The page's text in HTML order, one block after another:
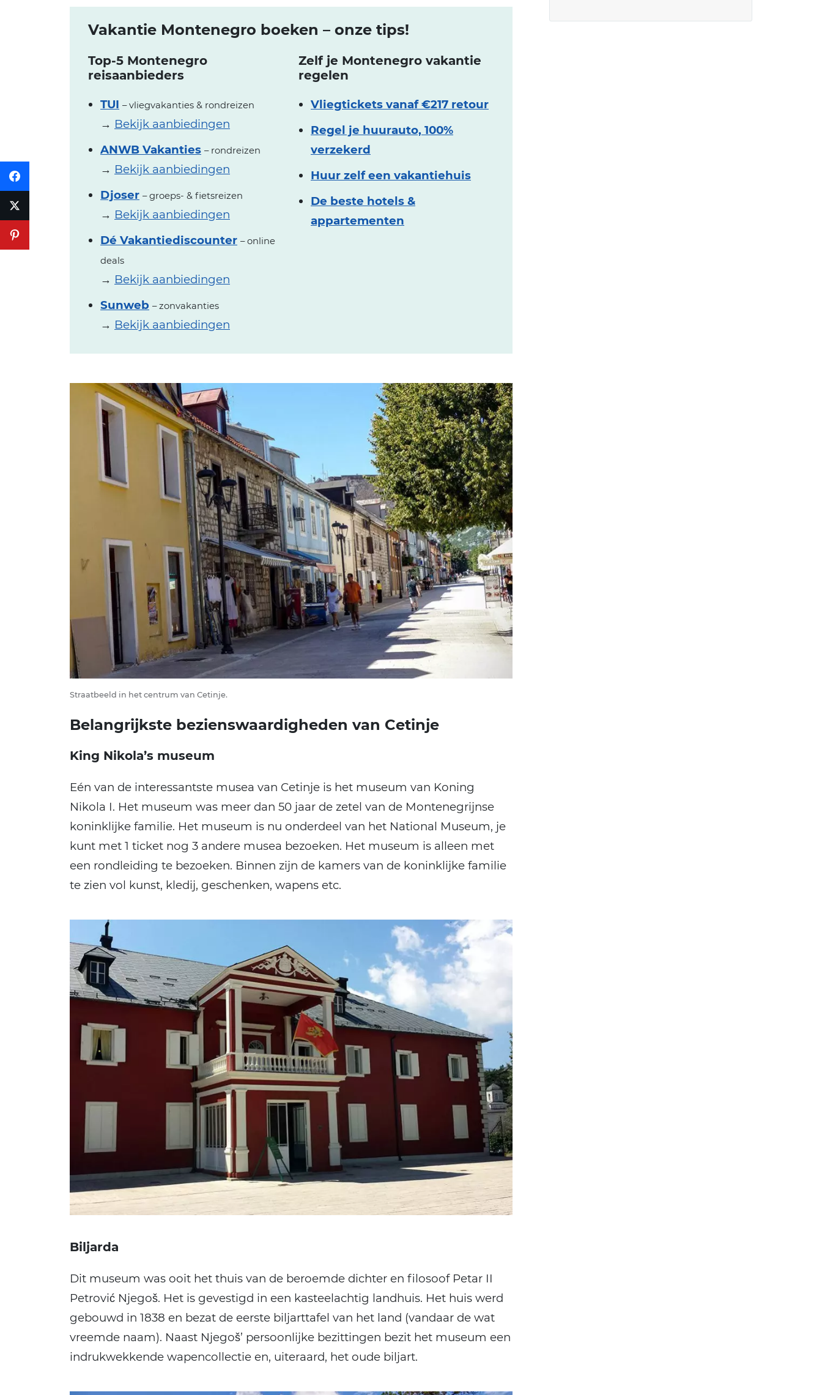
Vakantie Montenegro boeken – onze tips!
Top-5 Montenegro
reisaanbieders
TUI – vliegvakanties & rondreizen
→ Bekijk aanbiedingen
ANWB Vakanties – rondreizen
→ Bekijk aanbiedingen
Djoser – groeps- & fietsreizen
→ Bekijk aanbiedingen
Dé Vakantiediscounter – online
deals
→ Bekijk aanbiedingen
Sunweb – zonvakanties
→ Bekijk aanbiedingen
Zelf je Montenegro vakantie
regelen
Vliegtickets vanaf €217 retour
Regel je huurauto, 100%
verzekerd
Huur zelf een vakantiehuis
De beste hotels &
appartementen
Straatbeeld in het centrum van Cetinje.
Belangrijkste bezienswaardigheden van Cetinje
King Nikola’s museum
Eén van de interessantste musea van Cetinje is het museum van Koning
Nikola I. Het museum was meer dan 50 jaar de zetel van de Montenegrijnse
koninklijke familie. Het museum is nu onderdeel van het National Museum, je
kunt met 1 ticket nog 3 andere musea bezoeken. Het museum is alleen met
een rondleiding te bezoeken. Binnen zijn de kamers van de koninklijke familie
te zien vol kunst, kledij, geschenken, wapens etc.
Biljarda
Dit museum was ooit het thuis van de beroemde dichter en filosoof Petar II
Petrović Njegoš. Het is gevestigd in een kasteelachtig landhuis. Het huis werd
gebouwd in 1838 en bezat de eerste biljarttafel van het land (vandaar de wat
vreemde naam). Naast Njegoš’ persoonlijke bezittingen bezit het museum een
indrukwekkende wapencollectie en, uiteraard, het oude biljart.